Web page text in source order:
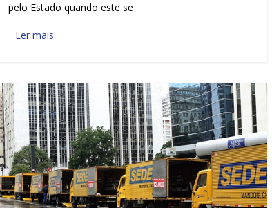
pelo Estado quando este se
Ler mais